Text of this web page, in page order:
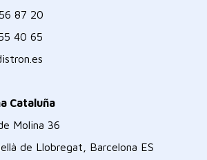
87 20
40 65
Cataluña
Molina 36
de Llobregat, Barcelona ES